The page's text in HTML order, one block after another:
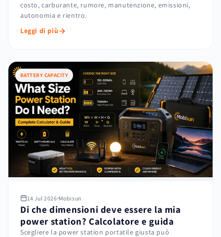
costo, carburante, rumore, manutenzione, emissioni,
autonomia e rientro.
Leggi di più
BATTERY CAPACITY
14 Jul 2026 Mobisun
Di che dimensioni deve essere la mia
power station? Calcolatore e guida
Scegliere la power station portatile giusta può